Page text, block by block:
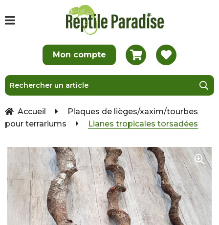
Accueil
Plaques de lièges/xaxim/tourbes
pour terrariums
Lianes tropicales torsadées